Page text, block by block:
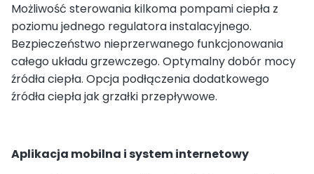
Możliwość sterowania kilkoma pompami ciepła z
poziomu jednego regulatora instalacyjnego.
Bezpieczeństwo nieprzerwanego funkcjonowania
całego układu grzewczego. Optymalny dobór mocy
źródła ciepła. Opcja podłączenia dodatkowego
źródła ciepła jak grzałki przepływowe.
Aplikacja mobilna i system internetowy